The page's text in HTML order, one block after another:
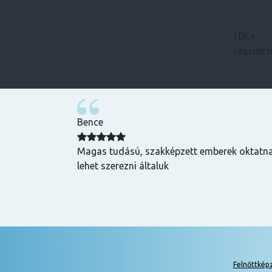
10K+
végzett
Bence
Magas tudású, szakképzett emberek
lehet szerezni általuk